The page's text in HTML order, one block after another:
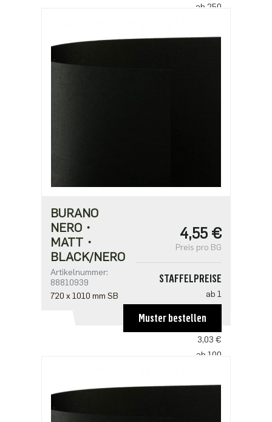
ab 250
ab 625
BURANO
NERO・
MATT・
BLACK/NERO
Artikelnummer:
88810939
720 x 1010 mm SB
4,55 €
Preis pro BG
STAFFELPREISE
ab 1
ab 50
3,03 €
ab 100
ab 250
Muster bestellen